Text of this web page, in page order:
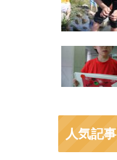
人気記事